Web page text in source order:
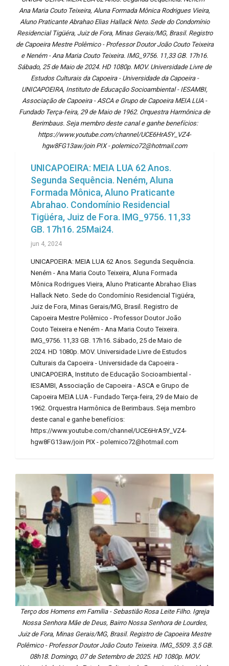
Ana Maria Couto Teixeira, Aluna Formada Mônica Rodrigues Vieira,
Aluno Praticante Abrahao Elias Hallack Neto. Sede do Condomínio
Residencial Tigüéra, Juiz de Fora, Minas Gerais/MG, Brasil. Registro
de Capoeira Mestre Polêmico - Professor Doutor João Couto Teixeira
e Neném - Ana Maria Couto Teixeira. IMG_9756. 11,33 GB. 17h16.
Sábado, 25 de Maio de 2024. HD 1080p. MOV. Universidade Livre de
Estudos Culturais da Capoeira - Universidade da Capoeira -
UNICAPOEIRA, Instituto de Educação Socioambiental - IESAMBI,
Associação de Capoeira - ASCA e Grupo de Capoeira MEIA LUA -
Fundado Terça-feira, 29 de Maio de 1962. Orquestra Harmônica de
Berimbaus. Seja membro deste canal e ganhe benefícios:
https://www.youtube.com/channel/UCE6HrA5Y_VZ4-
hgw8FG13aw/join PIX - polemico72@hotmail.com
UNICAPOEIRA: MEIA LUA 62 Anos.
Segunda Sequência. Neném, Aluna
Formada Mônica, Aluno Praticante
Abrahao. Condomínio Residencial
Tigüéra, Juiz de Fora. IMG_9756. 11,33
GB. 17h16. 25Mai24.
jun 4, 2024
UNICAPOEIRA: MEIA LUA 62 Anos. Segunda Sequência.
Neném - Ana Maria Couto Teixeira, Aluna Formada
Mônica Rodrigues Vieira, Aluno Praticante Abrahao Elias
Hallack Neto. Sede do Condomínio Residencial Tigüéra,
Juiz de Fora, Minas Gerais/MG, Brasil. Registro de
Capoeira Mestre Polêmico - Professor Doutor João
Couto Teixeira e Neném - Ana Maria Couto Teixeira.
IMG_9756. 11,33 GB. 17h16. Sábado, 25 de Maio de
2024. HD 1080p. MOV. Universidade Livre de Estudos
Culturais da Capoeira - Universidade da Capoeira -
UNICAPOEIRA, Instituto de Educação Socioambiental -
IESAMBI, Associação de Capoeira - ASCA e Grupo de
Capoeira MEIA LUA - Fundado Terça-feira, 29 de Maio de
1962. Orquestra Harmônica de Berimbaus. Seja membro
deste canal e ganhe benefícios:
https://www.youtube.com/channel/UCE6HrA5Y_VZ4-
hgw8FG13aw/join PIX - polemico72@hotmail.com
Terço dos Homens em Família - Sebastião Rosa Leite Filho. Igreja
Nossa Senhora Mãe de Deus, Bairro Nossa Senhora de Lourdes,
Juiz de Fora, Minas Gerais/MG, Brasil. Registro de Capoeira Mestre
Polêmico - Professor Doutor João Couto Teixeira. IMG_5509. 3,5 GB.
08h18. Domingo, 07 de Setembro de 2025. HD 1080p. MOV.